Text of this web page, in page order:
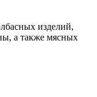
изделий,
а также мясных